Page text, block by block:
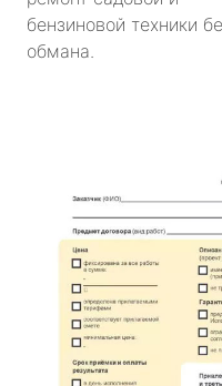
бензиновой техники
обмана.